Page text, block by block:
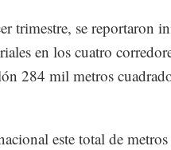
trimestre, se reportaron
en los cuatro
284 mil metros
este total de